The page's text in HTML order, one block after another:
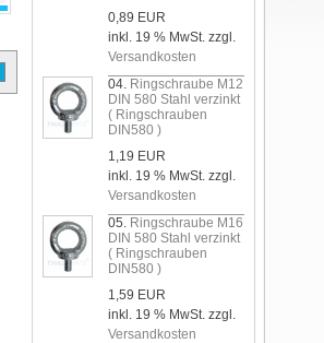
0,89 EUR
inkl. 19 % MwSt. zzgl.
Versandkosten
04. Ringschraube M12
DIN 580 Stahl verzinkt
( Ringschrauben
DIN580 )
1,19 EUR
inkl. 19 % MwSt. zzgl.
Versandkosten
05. Ringschraube M16
DIN 580 Stahl verzinkt
( Ringschrauben
DIN580 )
1,59 EUR
inkl. 19 % MwSt. zzgl.
Versandkosten